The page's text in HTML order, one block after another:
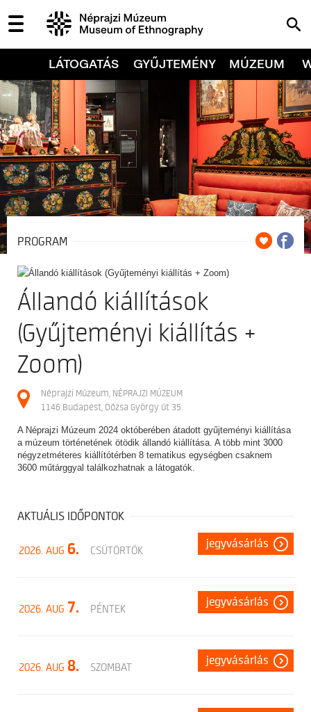
LÁTOGATÁS GYŰJTEMÉNY MÚZEUM
PROGRAM
Állandó kiállítások
(Gyűjteményi kiállítás +
Zoom)
Néprajzi Múzeum, NÉPRAJZI MÚZEUM
1146 Budapest, Dózsa György út 35.
A Néprajzi Múzeum 2024 októberében átadott gyűjteményi kiállítása
a múzeum történetének ötödik állandó kiállítása. A több mint 3000
négyzetméteres kiállítótérben 8 tematikus egységben csaknem
3600 műtárggyal találkozhatnak a látogatók.
AKTUÁLIS IDŐPONTOK
2026. AUG 6. CSÜTÖRTÖK
jegyvásárlás
2026. AUG 7. PÉNTEK
jegyvásárlás
2026. AUG 8. SZOMBAT
jegyvásárlás